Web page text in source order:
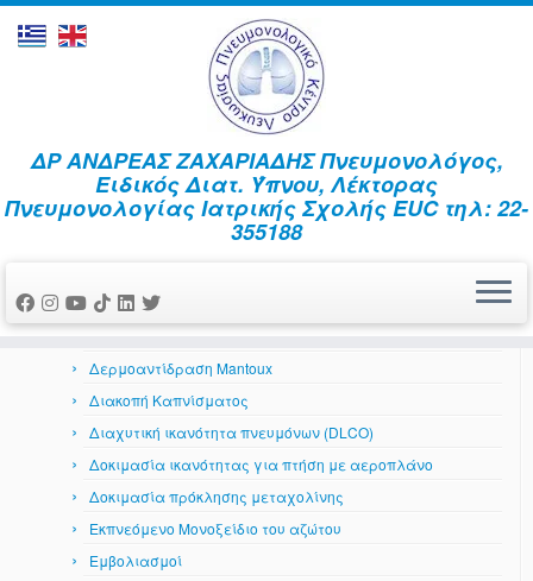
content
ΔΡ ΑΝΔΡΕΑΣ ΖΑΧΑΡΙΑΔΗΣ Πνευμονολόγος,
Ειδικός Διατ. Ύπνου, Λέκτορας
Πνευμονολογίας Ιατρικής Σχολής EUC τηλ: 22-
355188
Home »Διακοπή Καπνίσματος
Αναπνευστικό Σύστημα
Βρογχοσκόπηση
Δερμοαντίδραση Mantoux
Διακοπή Καπνίσματος
Διαχυτική ικανότητα πνευμόνων (DLCO)
Δοκιμασία ικανότητας για πτήση με αεροπλάνο
Δοκιμασία πρόκλησης μεταχολίνης
Εκπνεόμενο Μονοξείδιο του αζώτου
Εμβολιασμοί